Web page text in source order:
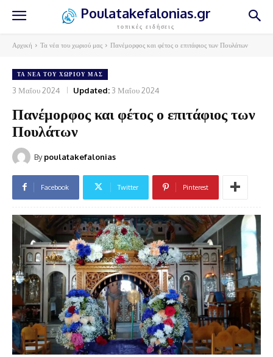
Poulatakefalonias.gr
τοπικές ειδήσεις
Αρχική Τα νέα του χωριού μας Πανέμορφος και φέτος ο επιτάφιος των Πουλάτων
ΤΑ ΝΈΑ ΤΟΥ ΧΩΡΙΟΎ ΜΑΣ
3 Μαΐου 2024 Updated: 3 Μαΐου 2024
Πανέμορφος και φέτος ο επιτάφιος των
Πουλάτων
By poulatakefalonias
Facebook Twitter Pinterest